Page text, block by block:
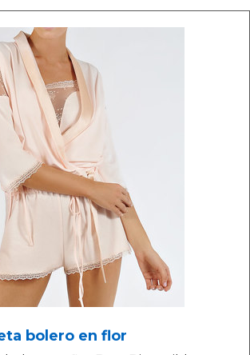
bolero en flor